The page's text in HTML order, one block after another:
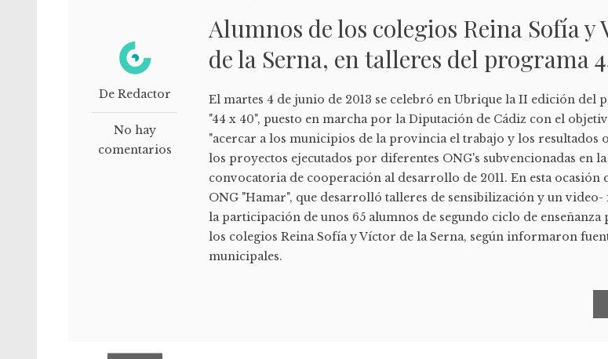
De Redactor
No hay
comentarios
Alumnos de los colegios Reina Sofía y
de la Serna, en talleres del programa
El martes 4 de junio de 2013 se celebró en Ubrique la II edición del
"44 x 40", puesto en marcha por la Diputación de Cádiz con el
"acercar a los municipios de la provincia el trabajo y los resultados
los proyectos ejecutados por diferentes ONG's subvencionadas en la
convocatoria de cooperación al desarrollo de 2011. En esta ocasión
ONG "Hamar", que desarrolló talleres de sensibilización y un
la participación de unos 65 alumnos de segundo ciclo de
los colegios Reina Sofía y Víctor de la Serna, según informaron
municipales.